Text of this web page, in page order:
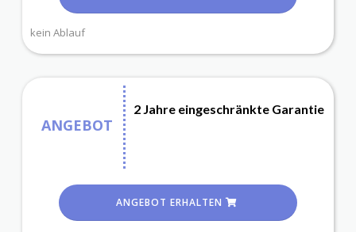
kein Ablauf
ANGEBOT
2 Jahre eingeschränkte Garantie
ANGEBOT ERHALTEN